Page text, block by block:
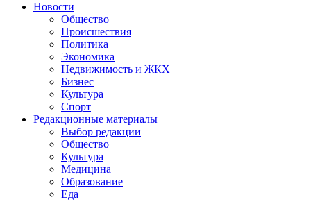
Новости
Общество
Происшествия
Политика
Экономика
Недвижимость и ЖКХ
Бизнес
Культура
Спорт
Редакционные материалы
Выбор редакции
Общество
Культура
Медицина
Образование
Еда